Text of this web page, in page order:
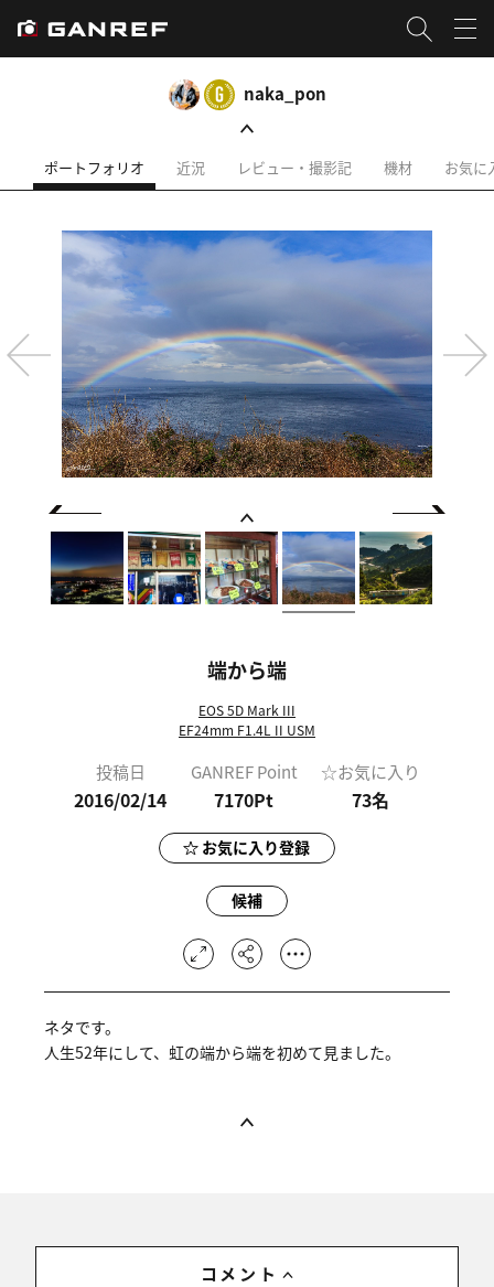
naka_pon
ポートフォリオ 近況 レビュー・撮影記 機材 お気に
端から端
EOS 5D Mark III
EF24mm F1.4L II USM
投稿日
2016/02/14
GANREF Point
7170Pt
☆お気に入り
73名
お気に入り登録
候補
ネタです。
人生52年にして、虹の端から端を初めて見ました。
コメント